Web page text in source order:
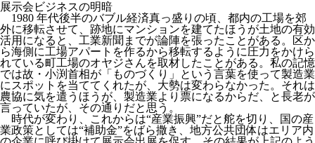
展示会ビジネスの明暗
1980 年代後半のバブル経済真っ盛りの頃、都内の工場を郊
外に移転させて、跡地にマンションを建てたほうが土地の有効
活用になると、工業新聞までが論陣を張ったことがある。区か
ら海側に工場アパートを作るから移転するように圧力をかけら
れている町工場のオヤジさんを取材したことがある。私の記憶
では故・小渕首相が「ものづくり」という言葉を使って製造業
にスポットを当ててくれたが、大勢は変わらなかった。それは
農協に気を遣うほうが、製造業より票になるからだ、と長老が
言っていたが、その通りだと思う。
時代が変わり、これからは“産業振興”だと舵を切り、国の産
業政策としては“補助金”をばら撒き、地方公共団体はエリア内